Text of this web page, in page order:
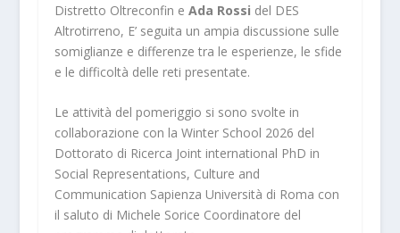
Distretto Oltreconfin e Ada Rossi del DES
Altrotirreno, E’ seguita un ampia discussione sulle
somiglianze e differenze tra le esperienze, le sfide
e le difficoltà delle reti presentate.
Le attività del pomeriggio si sono svolte in
collaborazione con la Winter School 2026 del
Dottorato di Ricerca Joint international PhD in
Social Representations, Culture and
Communication Sapienza Università di Roma con
il saluto di Michele Sorice Coordinatore del